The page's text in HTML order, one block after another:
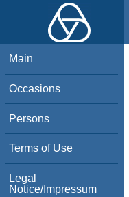
Main
Occasions
Persons
Terms of Use
Legal
Notice/Impressum